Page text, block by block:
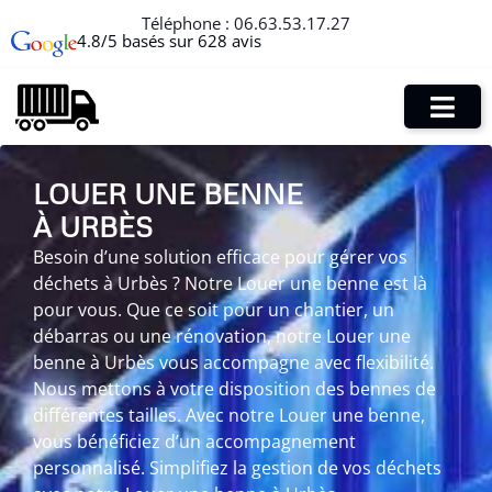
Téléphone : 06.63.53.17.27
4.8/5 basés sur 628 avis
LOUER UNE BENNE
À URBÈS
Besoin d’une solution efficace pour gérer vos
déchets à Urbès ? Notre Louer une benne est là
pour vous. Que ce soit pour un chantier, un
débarras ou une rénovation, notre Louer une
benne à Urbès vous accompagne avec flexibilité.
Nous mettons à votre disposition des bennes de
différentes tailles. Avec notre Louer une benne,
vous bénéficiez d’un accompagnement
personnalisé. Simplifiez la gestion de vos déchets